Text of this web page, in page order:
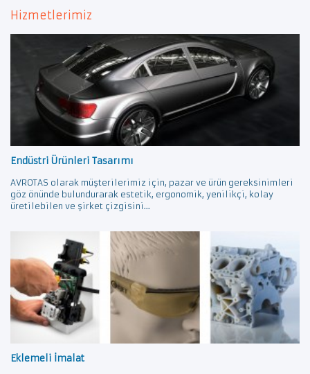
Hizmetlerimiz
Endüstri Ürünleri Tasarımı
AVROTAS olarak müşterilerimiz için, pazar ve ürün gereksinimleri
göz önünde bulundurarak estetik, ergonomik, yenilikçi, kolay
üretilebilen ve şirket çizgisini...
Eklemeli İmalat